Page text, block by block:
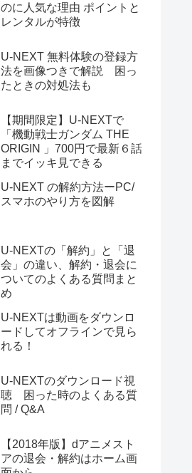
のに人気な理由 ポイントと
レンタルが特徴
U-NEXT 無料体験の登録方
法を画像つきで解説 困っ
たときの対処法も
【期間限定】U-NEXTで
「機動戦士ガンダム THE
ORIGIN 」700円で最新６話
までイッキ見できる
U-NEXT の解約方法ーPC/
スマホのやり方を図解
U-NEXTの「解約」と「退
会」の違い、解約・退会に
ついてのよくある質問まと
め
U-NEXTは動画をダウンロ
ードしてオフラインで見ら
れる！
U-NEXTのダウンロード視
聴 困った時のよくある質
問 / Q&A
【2018年版】dアニメスト
アの退会・解約はホーム画